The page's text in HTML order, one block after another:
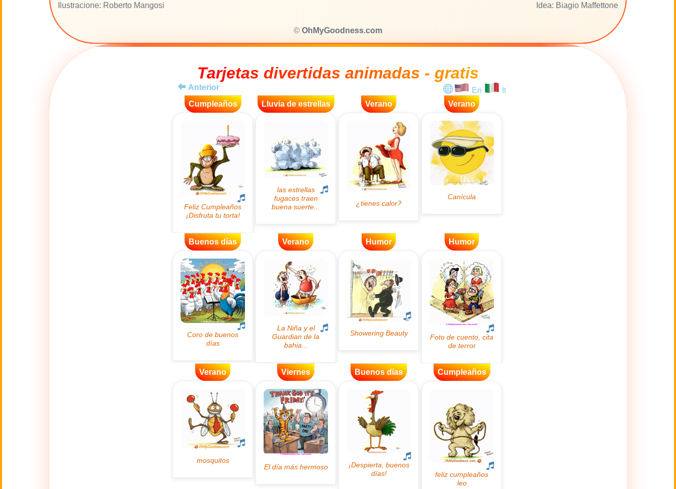
😊 Sonrisas
Ilustracione: Roberto Mangosi Idea: Biagio Maffettone
© OhMyGoodness.com
Tarjetas divertidas animadas - gratis
Anterior En
It
Cumpleaños
Lluvia de estrellas Verano Verano
Buenos días Verano Humor Humor
Verano Viernes Buenos días Cumpleaños